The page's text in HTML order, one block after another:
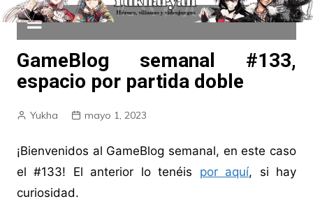
GameBlog semanal #133,
espacio por partida doble
Yukha mayo 1, 2023
¡Bienvenidos al GameBlog semanal, en este caso
el #133! El anterior lo tenéis por aquí, si hay
curiosidad.